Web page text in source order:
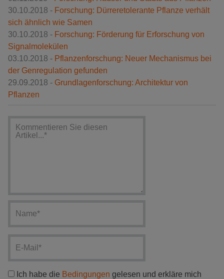
30.10.2018 - Forschung: Dürreretolerante Pflanze verhält
sich ähnlich wie Samen
30.10.2018 - Forschung: Förderung für Erforschung von
Signalmolekülen
03.10.2018 - Pflanzenforschung: Neuer Mechanismus bei
der Genregulation gefunden
29.09.2018 - Grundlagenforschung: Architektur von
Pflanzen
Ich habe die Bedingungen gelesen und erkläre mich